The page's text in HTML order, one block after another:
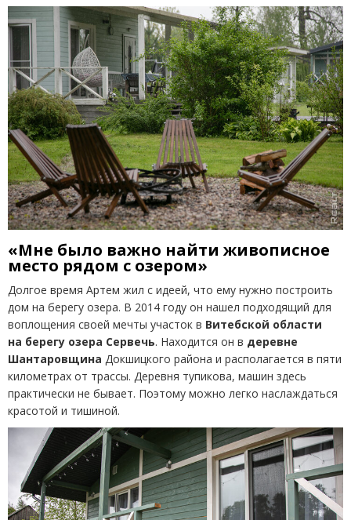
«Мне было важно найти живописное
место рядом с озером»
Долгое время Артем жил с идеей, что ему нужно построить
дом на берегу озера. В 2014 году он нашел подходящий для
воплощения своей мечты участок в Витебской области
на берегу озера Сервечь. Находится он в деревне
Шантаровщина Докшицкого района и располагается в пяти
километрах от трассы. Деревня тупикова, машин здесь
практически не бывает. Поэтому можно легко наслаждаться
красотой и тишиной.